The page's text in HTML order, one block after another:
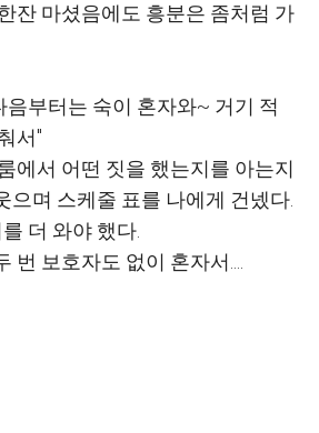
잔 마셨음에도 흥분은 좀처럼 가
음부터는 숙이 혼자와~ 거기 적
서"
에서 어떤 짓을 했는지를 아는지
으며 스케줄 표를 나에게 건넸다.
더 와야 했다.
번 보호자도 없이 혼자서....